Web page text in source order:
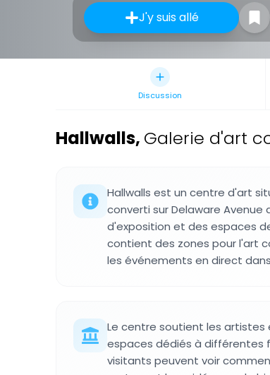
J'y suis allé
Discussion
Hallwalls, Galerie d'art
Hallwalls est un centre d'art
converti sur Delaware Avenue
d'exposition et des espaces
contient des zones pour l'art
les événements en direct
Le centre soutient les artistes
espaces dédiés à différentes
visitants peuvent voir